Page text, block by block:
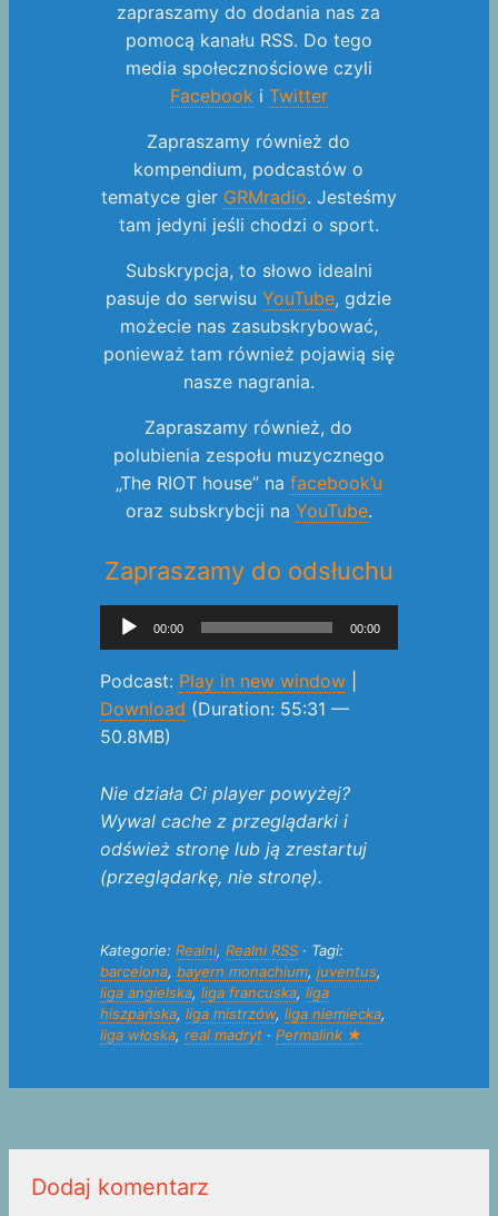
zapraszamy do dodania nas za
pomocą kanału RSS. Do tego
media społecznościowe czyli
Facebooki Twitter
Zapraszamy również do
kompendium, podcastów o
tematyce gier GRMradio. Jesteśmy
tam jedyni jeśli chodzi o sport.
Subskrypcja, to słowo idealni
pasuje do serwisuYouTube, gdzie
możecie nas zasubskrybować,
ponieważ tam również pojawią się
nasze nagrania.
Zapraszamy również, do
polubienia zespołu muzycznego
„The RIOT house” na facebook’u
oraz subskrybcji na YouTube.
Zapraszamy do odsłuchu
Odtwarzacz
plików
dźwiękowych
00:00 00:00
Podcast: Play in new window
Download (Duration: 55:31 —
50.8MB)
Nie działa Ci player powyżej?
Wywal cache z przeglądarki i
odśwież stronę lub ją zrestartuj
(przeglądarkę, nie stronę).
Kategorie:Realni,Realni RSS · Tagi:
barcelona,bayern monachium,juventus,
liga angielska,liga francuska,liga
hiszpańska,liga mistrzów,liga niemiecka,
liga włoska,real madryt ·Permalink ★
Dodaj komentarz